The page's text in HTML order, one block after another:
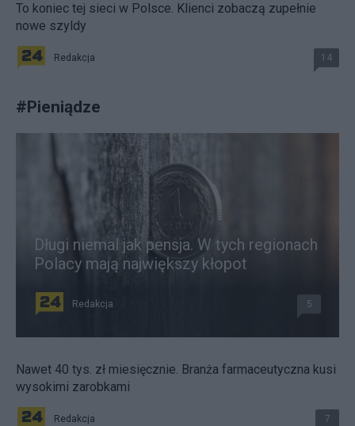
To koniec tej sieci w Polsce. Klienci zobaczą zupełnie
nowe szyldy
Redakcja 14
#Pieniądze
Długi niemal jak pensja. W tych regionach
Polacy mają największy kłopot
Redakcja 5
Nawet 40 tys. zł miesięcznie. Branża farmaceutyczna kusi
wysokimi zarobkami
Redakcja 7